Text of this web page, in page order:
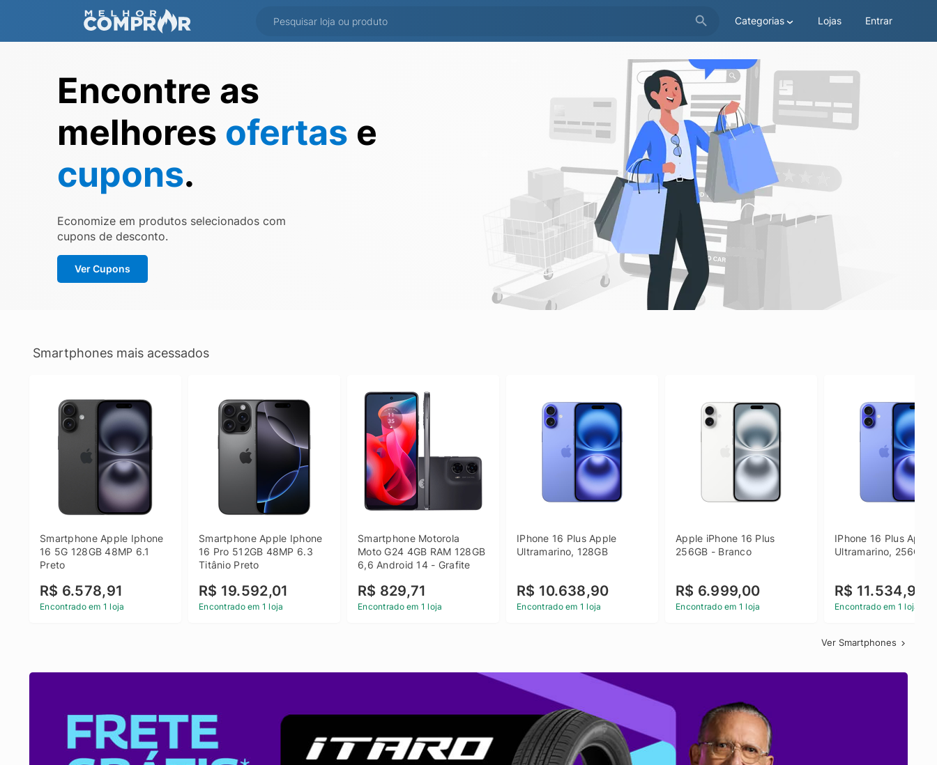
Categorias Lojas Entrar
Encontre as
melhores ofertas e
cupons.
Economize em produtos selecionados com
cupons de desconto.
Ver Cupons
Smartphones mais acessados
Smartphone Apple Iphone
16 5G 128GB 48MP 6.1
Preto
R$ 6.578,91
Encontrado em 1 loja
Smartphone Apple Iphone
16 Pro 512GB 48MP 6.3
Titânio Preto
R$ 19.592,01
Encontrado em 1 loja
Smartphone Motorola
Moto G24 4GB RAM 128GB
6,6 Android 14 - Grafite
R$ 829,71
Encontrado em 1 loja
IPhone 16 Plus Apple
Ultramarino, 128GB
R$ 10.638,90
Encontrado em 1 loja
Apple iPhone 16 Plus
256GB - Branco
R$ 6.999,00
Encontrado em 1 loja
IPhone 16 Plus Apple
Ultramarino, 256GB
R$ 11.534,90
Encontrado em 1 loja
Ver Smartphones